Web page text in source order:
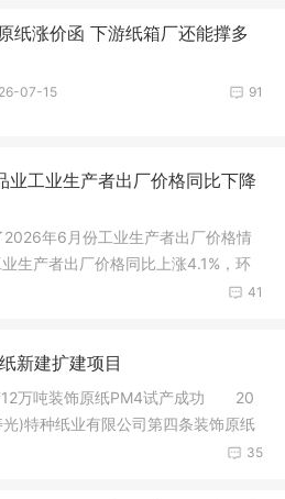
纸涨价函 下游纸箱厂还能撑多
91
07-15
工业生产者出厂价格同比下降
年6月份工业生产者出厂价格情
生产者出厂价格同比上涨4.1%，环
41
新建扩建项目
万吨装饰原纸PM4试产成功 20
)特种纸业有限公司第四条装饰原纸
35